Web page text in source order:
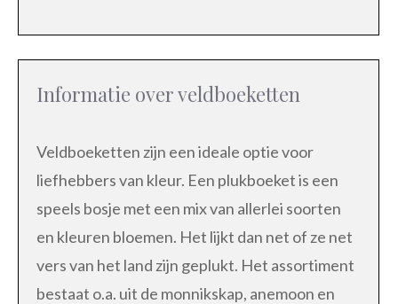
Informatie over veldboeketten
Veldboeketten zijn een ideale optie voor
liefhebbers van kleur. Een plukboeket is een
speels bosje met een mix van allerlei soorten
en kleuren bloemen. Het lijkt dan net of ze net
vers van het land zijn geplukt. Het assortiment
bestaat o.a. uit de monnikskap, anemoon en